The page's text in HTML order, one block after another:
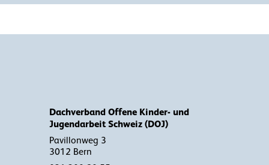
Dachverband Offene Kinder- und
Jugendarbeit Schweiz (DOJ)
Pavillonweg 3
3012 Bern